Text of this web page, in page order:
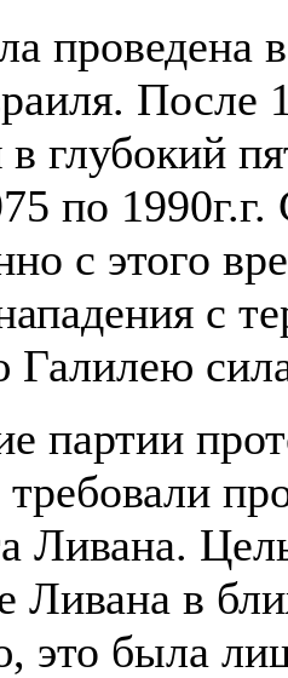
проведена
После
в глубокий
по 1990г.г.
с этого
с
Галилею
партии
Ливана.
Ливана в
это была